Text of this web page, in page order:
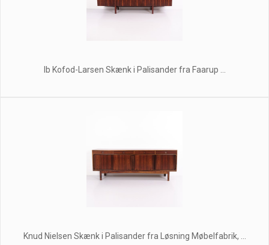
Ib Kofod-Larsen Skænk i Palisander fra Faarup ...
Knud Nielsen Skænk i Palisander fra Løsning Møbelfabrik, ...